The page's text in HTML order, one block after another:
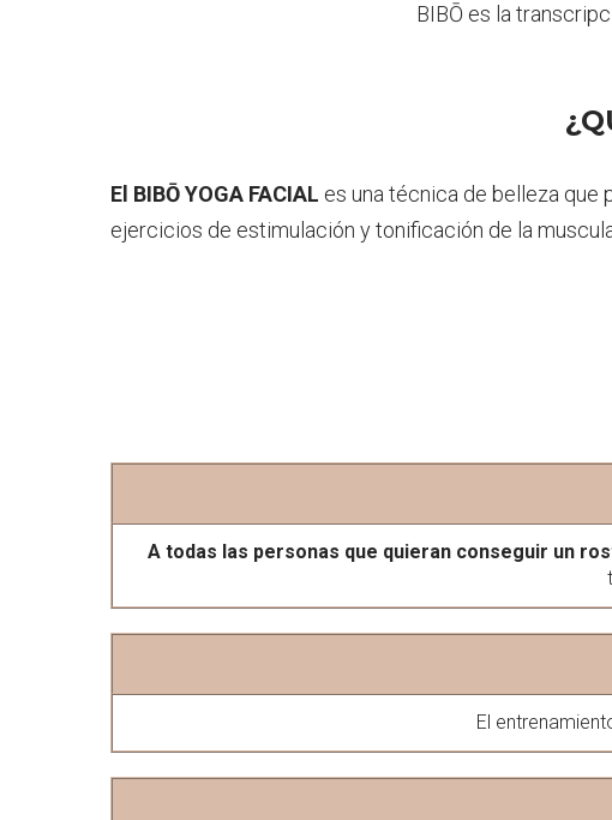
BIBŌ es la
El BIBŌ YOGA FACIAL es una técnica de belleza
ejercicios de estimulación y tonificación de la
A todas las personas que quieran conseguir un
El